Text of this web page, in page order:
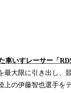
いすレーサー「
最大限に引き出し
の伊藤智也選手を